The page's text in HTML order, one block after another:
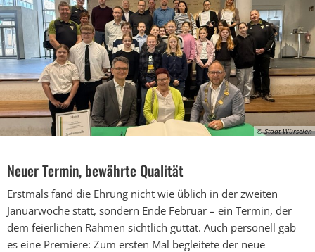
© Stadt Würselen
Neuer Termin, bewährte Qualität
Erstmals fand die Ehrung nicht wie üblich in der zweiten
Januarwoche statt, sondern Ende Februar – ein Termin, der
dem feierlichen Rahmen sichtlich guttat. Auch personell gab
es eine Premiere: Zum ersten Mal begleitete der neue